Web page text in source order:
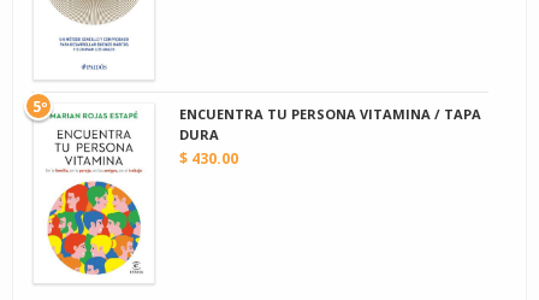
ENCUENTRA TU PERSONA VITAMINA / TAPA
DURA
$ 430.00
5º